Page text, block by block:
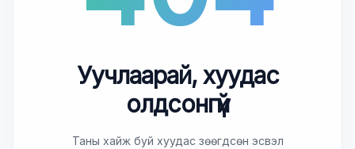
Уучлаарай, хуудас
олдсонгүй
Таны хайж буй хуудас зөөгдсөн эсвэл